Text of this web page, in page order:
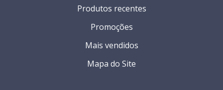
Produtos recentes
Promoções
Mais vendidos
Mapa do Site